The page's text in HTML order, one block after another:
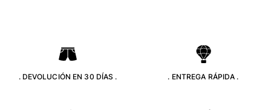
Ver todo Niña
Trajes de baño
. DEVOLUCIÓN EN 30 DÍAS . . ENTREGA RÁPIDA .